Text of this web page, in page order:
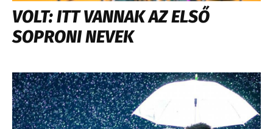
VOLT: ITT VANNAK AZ ELSŐ
SOPRONI NEVEK